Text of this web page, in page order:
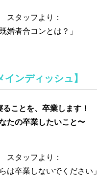
スタッフより：
既婚者合コンとは？」
インディッシュ】
ることを、卒業します！
たの卒業したいこと〜
スタッフより：
は卒業しないでください」